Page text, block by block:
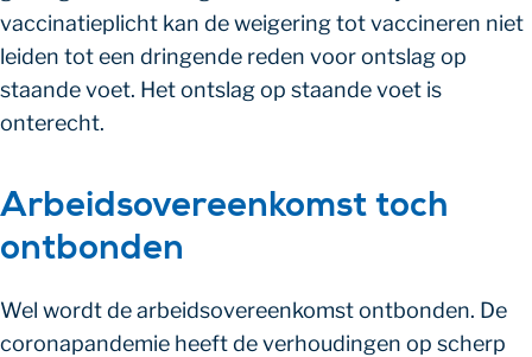
vaccinatieplicht kan de weigering tot vaccineren niet
leiden tot een dringende reden voor ontslag op
staande voet. Het ontslag op staande voet is
onterecht.
Arbeidsovereenkomst toch
ontbonden
Wel wordt de arbeidsovereenkomst ontbonden. De
coronapandemie heeft de verhoudingen op scherp